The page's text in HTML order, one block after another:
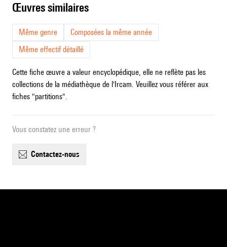
œuvres similaires
Même genre
Composées la même année
Même effectif détaillé
Cette fiche œuvre a valeur encyclopédique, elle ne reflète pas les
collections de la médiathèque de l'Ircam. Veuillez vous référer aux
fiches "partitions".
Vous constatez une erreur ?
contactez-nous